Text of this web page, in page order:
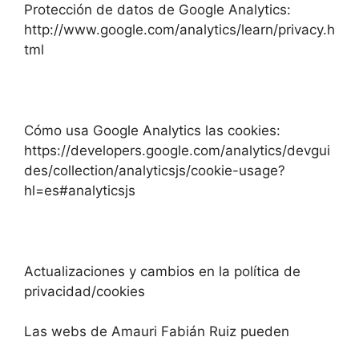
Protección de datos de Google Analytics:
http://www.google.com/analytics/learn/privacy.h
tml
Cómo usa Google Analytics las cookies:
https://developers.google.com/analytics/devgui
des/collection/analyticsjs/cookie-usage?
hl=es#analyticsjs
Actualizaciones y cambios en la política de
privacidad/cookies
Las webs de Amauri Fabián Ruiz pueden